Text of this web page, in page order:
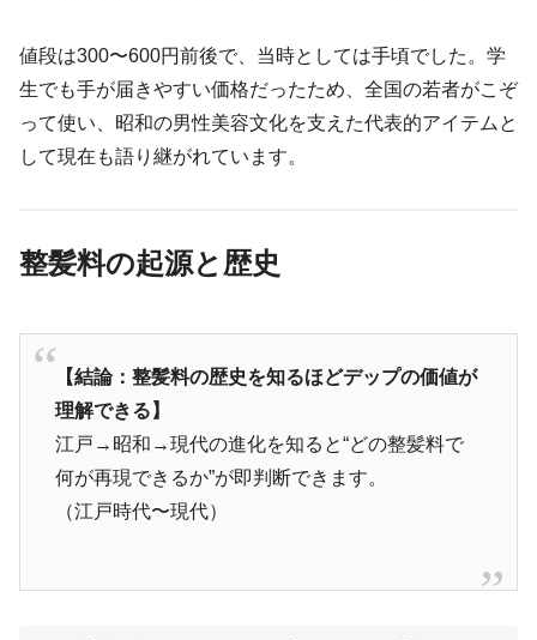
値段は300〜600円前後で、当時としては手頃でした。学
生でも手が届きやすい価格だったため、全国の若者がこぞ
って使い、昭和の男性美容文化を支えた代表的アイテムと
して現在も語り継がれています。
整髪料の起源と歴史
【結論：整髪料の歴史を知るほどデップの価値が
理解できる】
江戸→昭和→現代の進化を知ると“どの整髪料で
何が再現できるか”が即判断できます。
（江戸時代〜現代）